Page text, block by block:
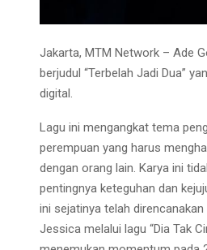
Jakarta, MTM Network – Ade
berjudul “Terbelah Jadi Dua”
digital.
Lagu ini mengangkat tema
perempuan yang harus
dengan orang lain. Karya ini
pentingnya keteguhan dan
ini sejatinya telah
Jessica melalui lagu “Dia Tak